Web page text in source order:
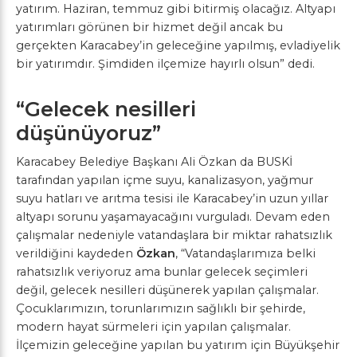
yatırım. Haziran, temmuz gibi bitirmiş olacağız. Altyapı
yatırımları görünen bir hizmet değil ancak bu
gerçekten Karacabey’in geleceğine yapılmış, evladiyelik
bir yatırımdır. Şimdiden ilçemize hayırlı olsun” dedi.
“Gelecek nesilleri
düşünüyoruz”
Karacabey Belediye Başkanı Ali Özkan da BUSKİ
tarafından yapılan içme suyu, kanalizasyon, yağmur
suyu hatları ve arıtma tesisi ile Karacabey’in uzun yıllar
altyapı sorunu yaşamayacağını vurguladı. Devam eden
çalışmalar nedeniyle vatandaşlara bir miktar rahatsızlık
verildiğini kaydeden Özkan, “Vatandaşlarımıza belki
rahatsızlık veriyoruz ama bunlar gelecek seçimleri
değil, gelecek nesilleri düşünerek yapılan çalışmalar.
Çocuklarımızın, torunlarımızın sağlıklı bir şehirde,
modern hayat sürmeleri için yapılan çalışmalar.
İlçemizin geleceğine yapılan bu yatırım için Büyükşehir